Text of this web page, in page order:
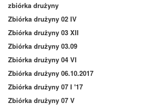
zbiórka drużyny
Zbiórka drużyny 02 IV
Zbiórka drużyny 03 XII
Zbiórka drużyny 03.09
Zbiórka drużyny 04 VI
Zbiórka drużyny 06.10.2017
Zbiórka drużyny 07 I '17
Zbiórka drużyny 07 V